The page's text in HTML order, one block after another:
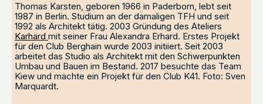
Thomas Karsten, geboren 1966 in Paderborn, lebt seit
1987 in Berlin. Studium an der damaligen TFH und seit
1992 als Architekt tätig. 2003 Gründung des Ateliers
Karhard mit seiner Frau Alexandra Erhard. Erstes Projekt
für den Club Berghain wurde 2003 initiiert. Seit 2003
arbeitet das Studio als Architekt mit den Schwerpunkten
Umbau und Bauen im Bestand. 2017 besuchte das Team
Kiew und machte ein Projekt für den Club K41. Foto: Sven
Marquardt.